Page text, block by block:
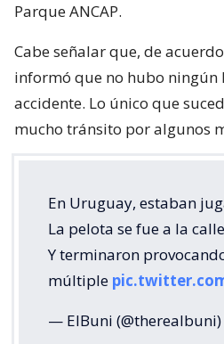
Parque ANCAP.
Cabe señalar que, de
informó que no hubo ningún
accidente. Lo único que
mucho tránsito por algunos
En Uruguay, estaban
La pelota se fue a la calle
Y terminaron
múltiple
— ElBuni (@therealbuni)